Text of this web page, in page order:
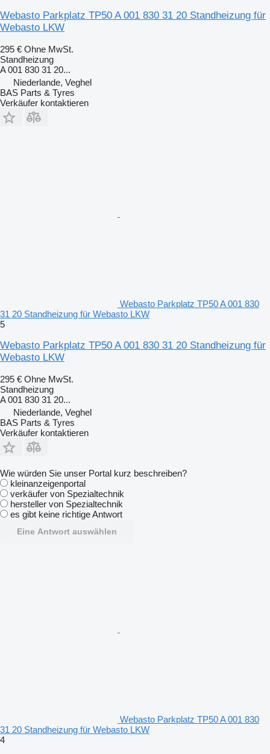
Webasto Parkplatz TP50 A 001 830 31 20 Standheizung für
Webasto LKW
295 € Ohne MwSt.
Standheizung
A 001 830 31 20...
Niederlande, Veghel
BAS Parts & Tyres
Verkäufer kontaktieren
Webasto Parkplatz TP50 A 001 830
31 20 Standheizung für Webasto LKW
5
Webasto Parkplatz TP50 A 001 830 31 20 Standheizung für
Webasto LKW
295 € Ohne MwSt.
Standheizung
A 001 830 31 20...
Niederlande, Veghel
BAS Parts & Tyres
Verkäufer kontaktieren
Wie würden Sie unser Portal kurz beschreiben?
kleinanzeigenportal
verkäufer von Spezialtechnik
hersteller von Spezialtechnik
es gibt keine richtige Antwort
Eine Antwort auswählen
Webasto Parkplatz TP50 A 001 830
31 20 Standheizung für Webasto LKW
4